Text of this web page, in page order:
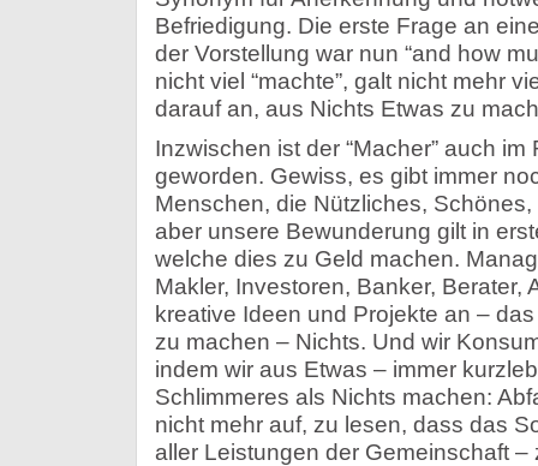
Befriedigung. Die erste Frage an
der Vorstellung war nun “and how
nicht viel “machte”, galt nicht mehr
darauf an, aus Nichts Etwas zu
Inzwischen ist der “Macher” auch
geworden. Gewiss, es gibt immer
Menschen, die Nützliches,
aber unsere Bewunderung gilt in
welche dies zu Geld machen.
Makler, Investoren, Banker, Berater,
kreative Ideen und Projekte an –
zu machen – Nichts. Und wir
indem wir aus Etwas – immer
Schlimmeres als Nichts machen:
nicht mehr auf, zu lesen, dass das
aller Leistungen der Gemeinschaft